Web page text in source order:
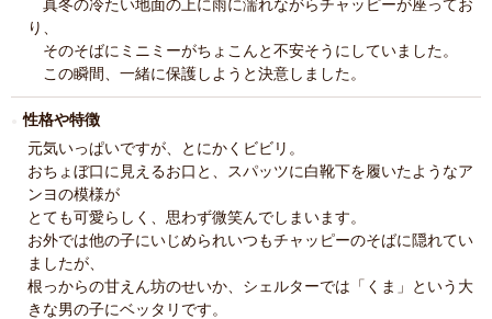
真冬の冷たい地面の上に雨に濡れながらチャッピーが座ってお
り、
そのそばにミニミーがちょこんと不安そうにしていました。
この瞬間、一緒に保護しようと決意しました。
性格や特徴
元気いっぱいですが、とにかくビビリ。
おちょぼ口に見えるお口と、スパッツに白靴下を履いたようなア
ンヨの模様が
とても可愛らしく、思わず微笑んでしまいます。
お外では他の子にいじめられいつもチャッピーのそばに隠れてい
ましたが、
根っからの甘えん坊のせいか、シェルターでは「くま」という大
きな男の子にベッタリです。